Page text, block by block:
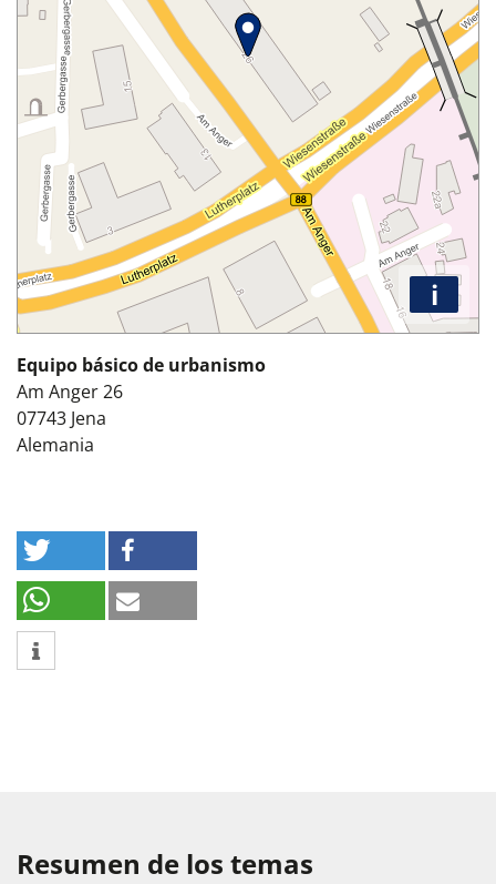
i
Equipo básico de urbanismo
Am Anger 26
07743 Jena
Alemania
Resumen de los temas